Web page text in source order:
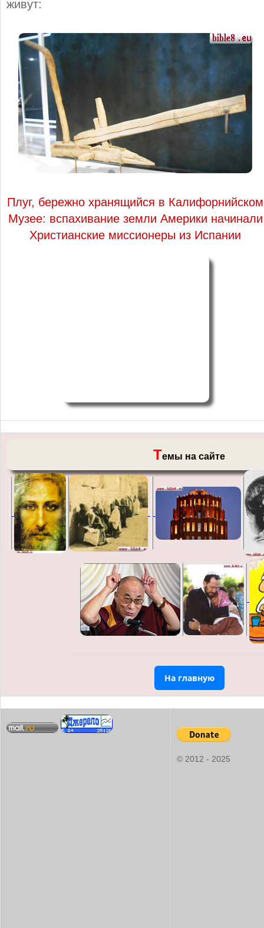
живут:
Плуг, бережно хранящийся в Калифорнийском
Музее: вспахивание земли Америки начинали
Христианские миссионеры из Испании
Темы на сайте
На главную
© 2012 - 2025